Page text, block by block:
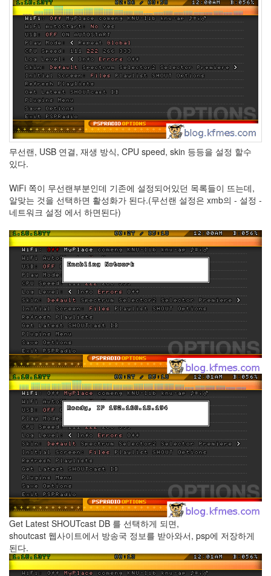
무선랜, USB 연결, 재생 방식, CPU speed, skin 등등을 설정 할수
있다.
WiFi 쪽이 무선랜부분인데 기존에 설정되어있던 목록들이 뜨는데,
알맞는 것을 선택하면 활성화가 된다.(무선랜 설정은 xmb의 - 설정 -
네트워크 설정 에서 하면된다)
Get Latest SHOUTcast DB 를 선택하게 되면,
shoutcast 웹사이트에서 방송국 정보를 받아와서, psp에 저장하게
된다.
눅
Android
윈
도
우
5
Java
28
6
Assembly
1
0
HTML,JS
3
eclipse
1
psp
4
삽
질
5
기
타
0
행
사
1
경
영
3
지
름
3
Recent
Posts